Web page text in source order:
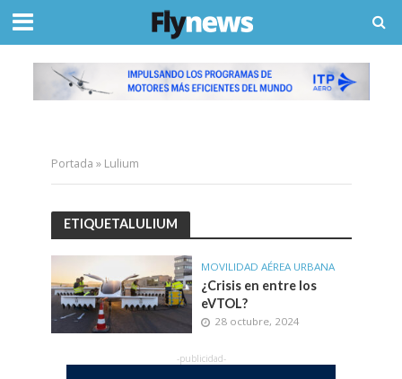
Portada » Lulium
ETIQUETALULIUM
MOVILIDAD AÉREA URBANA
¿Crisis en entre los
eVTOL?
28 octubre, 2024